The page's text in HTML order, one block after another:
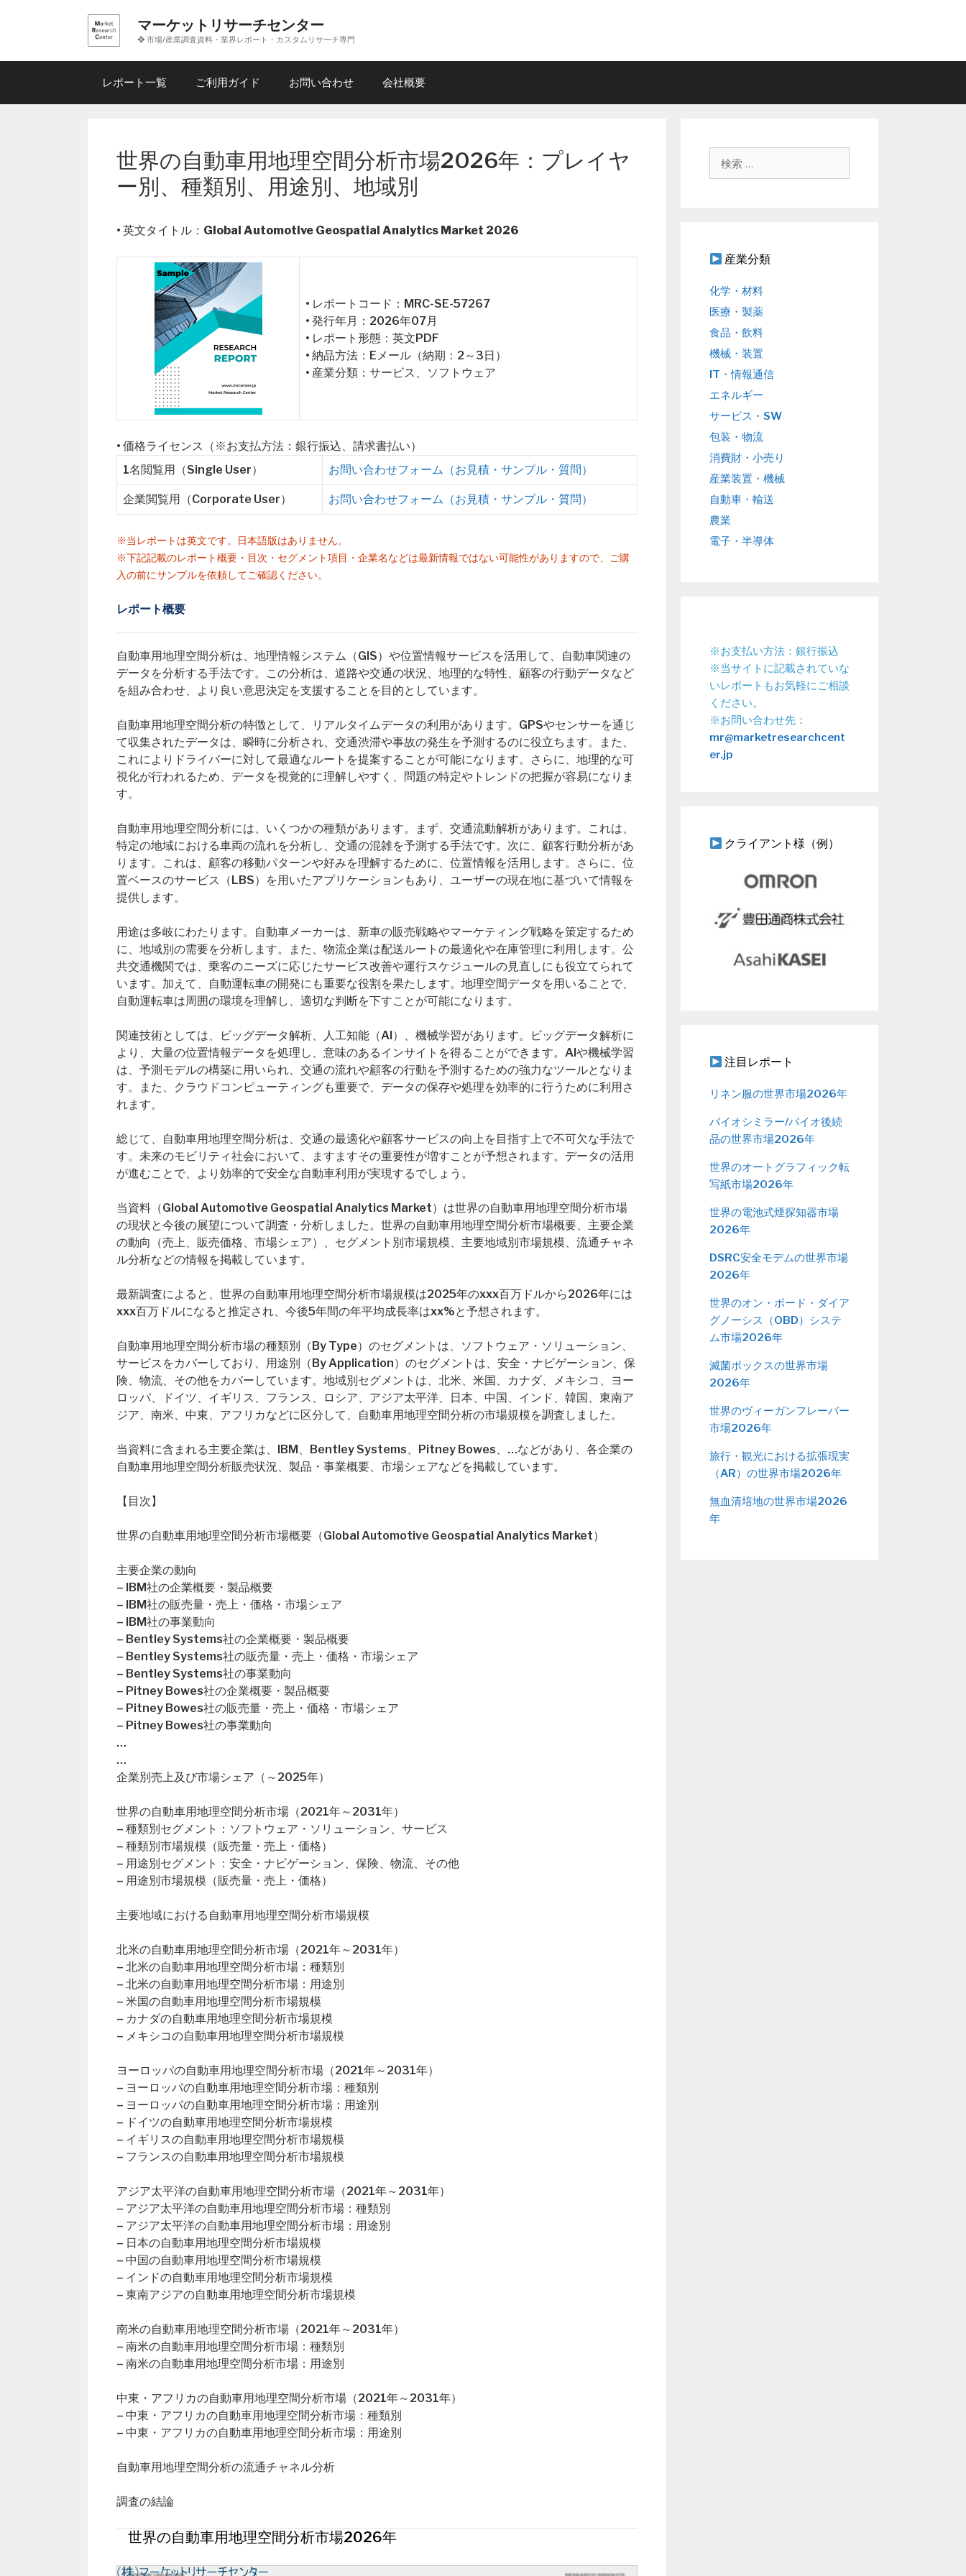
ン
マーケットリサーチセンター
❖ 市場/産業調査資料・業界レポート・カスタムリサーチ専門
レポート一覧 ご利用ガイド お問い合わせ 会社概要
世界の自動車用地理空間分析市場2026年：プレイヤ
ー別、種類別、用途別、地域別
• 英文タイトル： Global Automotive Geospatial Analytics Market 2026
• レポートコード：MRC-SE-57267
• 発行年月：2026年07月
• レポート形態：英文PDF
• 納品方法：Eメール（納期：2～3日）
• 産業分類：サービス、ソフトウェア
• 価格ライセンス（※お支払方法：銀行振込、請求書払い）
1名閲覧用（Single User）
お問い合わせフォーム（お見積・サンプル・質問）
企業閲覧用（Corporate User） お問い合わせフォーム（お見積・サンプル・質問）
※当レポートは英文です。日本語版はありません。
※下記記載のレポート概要・目次・セグメント項目・企業名などは最新情報ではない可能性がありますので、ご購
入の前にサンプルを依頼してご確認ください。
レポート概要
自動車用地理空間分析は、地理情報システム（GIS）や位置情報サービスを活用して、自動車関連の
データを分析する手法です。この分析は、道路や交通の状況、地理的な特性、顧客の行動データなど
を組み合わせ、より良い意思決定を支援することを目的としています。
自動車用地理空間分析の特徴として、リアルタイムデータの利用があります。GPSやセンサーを通じ
て収集されたデータは、瞬時に分析され、交通渋滞や事故の発生を予測するのに役立ちます。また、
これによりドライバーに対して最適なルートを提案することが可能になります。さらに、地理的な可
視化が行われるため、データを視覚的に理解しやすく、問題の特定やトレンドの把握が容易になりま
す。
自動車用地理空間分析には、いくつかの種類があります。まず、交通流動解析があります。これは、
特定の地域における車両の流れを分析し、交通の混雑を予測する手法です。次に、顧客行動分析があ
ります。これは、顧客の移動パターンや好みを理解するために、位置情報を活用します。さらに、位
置ベースのサービス（LBS）を用いたアプリケーションもあり、ユーザーの現在地に基づいて情報を
提供します。
用途は多岐にわたります。自動車メーカーは、新車の販売戦略やマーケティング戦略を策定するため
に、地域別の需要を分析します。また、物流企業は配送ルートの最適化や在庫管理に利用します。公
共交通機関では、乗客のニーズに応じたサービス改善や運行スケジュールの見直しにも役立てられて
います。加えて、自動運転車の開発にも重要な役割を果たします。地理空間データを用いることで、
自動運転車は周囲の環境を理解し、適切な判断を下すことが可能になります。
関連技術としては、ビッグデータ解析、人工知能（AI）、機械学習があります。ビッグデータ解析に
より、大量の位置情報データを処理し、意味のあるインサイトを得ることができます。AIや機械学習
は、予測モデルの構築に用いられ、交通の流れや顧客の行動を予測するための強力なツールとなりま
す。また、クラウドコンピューティングも重要で、データの保存や処理を効率的に行うために利用さ
れます。
総じて、自動車用地理空間分析は、交通の最適化や顧客サービスの向上を目指す上で不可欠な手法で
す。未来のモビリティ社会において、ますますその重要性が増すことが予想されます。データの活用
が進むことで、より効率的で安全な自動車利用が実現するでしょう。
当資料（Global Automotive Geospatial Analytics Market）は世界の自動車用地理空間分析市場
の現状と今後の展望について調査・分析しました。世界の自動車用地理空間分析市場概要、主要企業
の動向（売上、販売価格、市場シェア）、セグメント別市場規模、主要地域別市場規模、流通チャネ
ル分析などの情報を掲載しています。
最新調査によると、世界の自動車用地理空間分析市場規模は2025年のxxx百万ドルから2026年には
xxx百万ドルになると推定され、今後5年間の年平均成長率はxx%と予想されます。
自動車用地理空間分析市場の種類別（By Type）のセグメントは、ソフトウェア・ソリューション、
サービスをカバーしており、用途別（By Application）のセグメントは、安全・ナビゲーション、保
険、物流、その他をカバーしています。地域別セグメントは、北米、米国、カナダ、メキシコ、ヨー
ロッパ、ドイツ、イギリス、フランス、ロシア、アジア太平洋、日本、中国、インド、韓国、東南ア
ジア、南米、中東、アフリカなどに区分して、自動車用地理空間分析の市場規模を調査しました。
当資料に含まれる主要企業は、IBM、Bentley Systems、Pitney Bowes、…などがあり、各企業の
自動車用地理空間分析販売状況、製品・事業概要、市場シェアなどを掲載しています。
【目次】
世界の自動車用地理空間分析市場概要（Global Automotive Geospatial Analytics Market）
主要企業の動向
– IBM社の企業概要・製品概要
– IBM社の販売量・売上・価格・市場シェア
– IBM社の事業動向
– Bentley Systems社の企業概要・製品概要
– Bentley Systems社の販売量・売上・価格・市場シェア
– Bentley Systems社の事業動向
– Pitney Bowes社の企業概要・製品概要
– Pitney Bowes社の販売量・売上・価格・市場シェア
– Pitney Bowes社の事業動向
…
…
企業別売上及び市場シェア（～2025年）
世界の自動車用地理空間分析市場（2021年～2031年）
– 種類別セグメント：ソフトウェア・ソリューション、サービス
– 種類別市場規模（販売量・売上・価格）
– 用途別セグメント：安全・ナビゲーション、保険、物流、その他
– 用途別市場規模（販売量・売上・価格）
主要地域における自動車用地理空間分析市場規模
北米の自動車用地理空間分析市場（2021年～2031年）
– 北米の自動車用地理空間分析市場：種類別
– 北米の自動車用地理空間分析市場：用途別
– 米国の自動車用地理空間分析市場規模
– カナダの自動車用地理空間分析市場規模
– メキシコの自動車用地理空間分析市場規模
ヨーロッパの自動車用地理空間分析市場（2021年～2031年）
– ヨーロッパの自動車用地理空間分析市場：種類別
– ヨーロッパの自動車用地理空間分析市場：用途別
– ドイツの自動車用地理空間分析市場規模
– イギリスの自動車用地理空間分析市場規模
– フランスの自動車用地理空間分析市場規模
アジア太平洋の自動車用地理空間分析市場（2021年～2031年）
– アジア太平洋の自動車用地理空間分析市場：種類別
– アジア太平洋の自動車用地理空間分析市場：用途別
– 日本の自動車用地理空間分析市場規模
– 中国の自動車用地理空間分析市場規模
– インドの自動車用地理空間分析市場規模
– 東南アジアの自動車用地理空間分析市場規模
南米の自動車用地理空間分析市場（2021年～2031年）
– 南米の自動車用地理空間分析市場：種類別
– 南米の自動車用地理空間分析市場：用途別
中東・アフリカの自動車用地理空間分析市場（2021年～2031年）
– 中東・アフリカの自動車用地理空間分析市場：種類別
– 中東・アフリカの自動車用地理空間分析市場：用途別
自動車用地理空間分析の流通チャネル分析
調査の結論
世界の自動車用地理空間分析市場2026年
産業分類
化学・材料
医療・製薬
食品・飲料
機械・装置
IT・情報通信
エネルギー
サービス・SW
包装・物流
消費財・小売り
産業装置・機械
自動車・輸送
農業
電子・半導体
※お支払い方法：銀行振込
※当サイトに記載されていな
いレポートもお気軽にご相談
ください。
※お問い合わせ先：
mr@marketresearchcent
er.jp
クライアント様（例）
注目レポート
リネン服の世界市場2026年
バイオシミラー/バイオ後続
品の世界市場2026年
世界のオートグラフィック転
写紙市場2026年
世界の電池式煙探知器市場
2026年
DSRC安全モデムの世界市場
2026年
世界のオン・ボード・ダイア
グノーシス（OBD）システ
ム市場2026年
滅菌ボックスの世界市場
2026年
世界のヴィーガンフレーバー
市場2026年
旅行・観光における拡張現実
（AR）の世界市場2026年
無血清培地の世界市場2026
年